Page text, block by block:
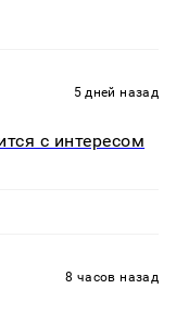
5 дней назад
с интересом
8 часов назад